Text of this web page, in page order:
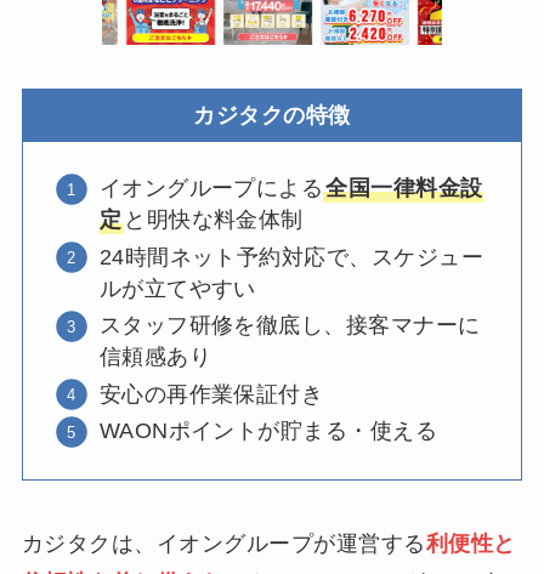
カジタクの特徴
イオングループによる全国一律料金設
定 と明快な料金体制
24時間ネット予約対応で、スケジュー
ルが立てやすい
スタッフ研修を徹底し、接客マナーに
信頼感あり
安心の再作業保証付き
WAONポイントが貯まる・使える
カジタクは、イオングループが運営する利便性と